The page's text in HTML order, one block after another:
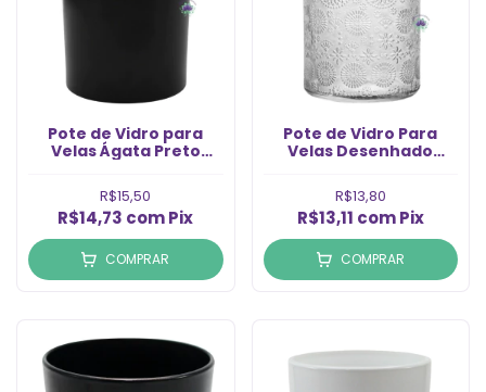
Pote de Vidro para
Velas Ágata Preto
R$15,50
R$14,73 comPix
COMPRAR
Pote de Vidro Para
Velas Desenhado
R$13,80
R$13,11 com Pix
COMPRAR